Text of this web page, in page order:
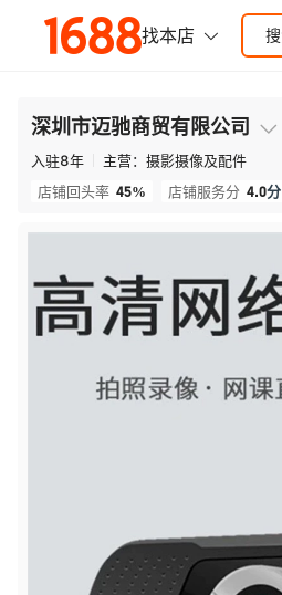
深圳市迈驰商贸有限公司
入驻8年 主营： 摄影摄像及配件
店铺回头率 45% 店铺服务分 4.0分